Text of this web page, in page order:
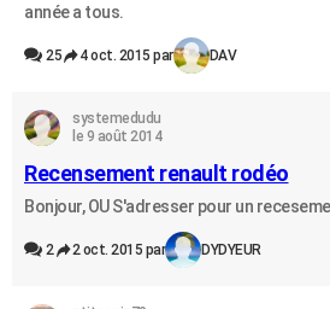
année a tous.
25 4 oct. 2015 par DAV
systemedudu
le 9 août 2014
Recensement renault rodéo
Bonjour, OU S'adresser pour un
2 2 oct. 2015 par DYDYEUR